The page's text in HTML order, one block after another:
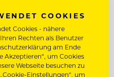
COOKIES
Cookies - nähere
Rechten als Benutzer
am Ende
Akzeptieren“, um Cookies
Webseite besuchen zu
Einstellungen“, um